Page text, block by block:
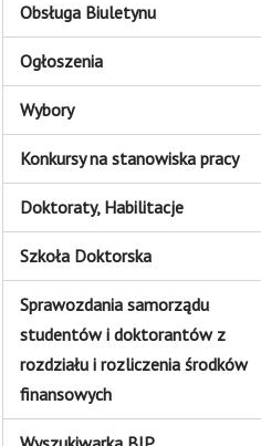
Obsługa Biuletynu
Ogłoszenia
Wybory
Konkursy na stanowiska pracy
Doktoraty, Habilitacje
Szkoła Doktorska
Sprawozdania samorządu
studentów i doktorantów z
rozdziału i rozliczenia środków
finansowych